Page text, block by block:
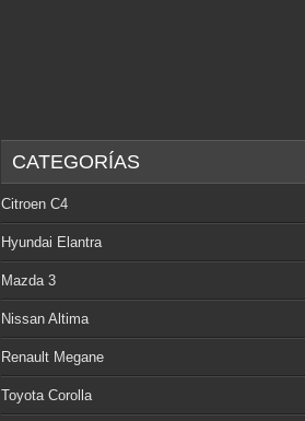
CATEGORÍAS
Citroen C4
Hyundai Elantra
Mazda 3
Nissan Altima
Renault Megane
Toyota Corolla